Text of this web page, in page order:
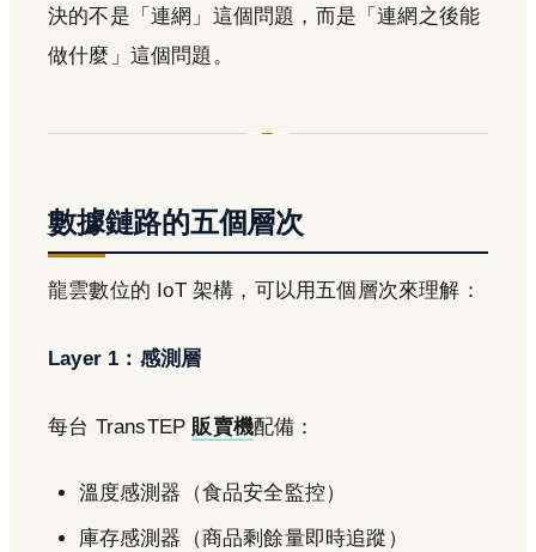
決的不是「連網」這個問題，而是「連網之後能
做什麼」這個問題。
數據鏈路的五個層次
龍雲數位的 IoT 架構，可以用五個層次來理解：
Layer 1：感測層
每台 TransTEP 販賣機配備：
溫度感測器（食品安全監控）
庫存感測器（商品剩餘量即時追蹤）